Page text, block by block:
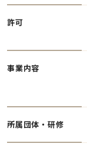
許可
事業内容
所属団体・研修